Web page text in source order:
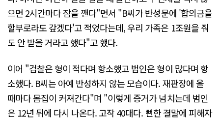
으면 2시간마다 잠을 깬다"면서 "B씨가 반성문에 '합의금을
할부로라도 갚겠다'고 적었다는데, 우리 가족은 1조원을 줘
도 안 받을 거라고 했다"고 했다.
이어 "검찰은 형이 적다며 항소했고 범인은 형이 많다며 항
소했다. B씨는 아예 반성하지 않는 모습이다. 재판장에 올
때마다 몸집이 커져간다"며 "이렇게 증거가 넘치는데 범인
은 12년 뒤에 다시 나온다. 고작 40대다. 뻔한 결말에 피해자